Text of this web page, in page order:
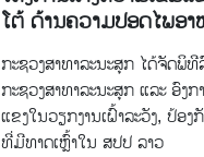
ໂຕ້ ດ້ານຄວາມປອດໄພອາ
ກະຊວງສາທາລະນະສຸກ ໄດ້ຈັດພິ
ກະຊວງສາທາລະນະສຸກ ແລະ ອົງ
ແຂງໃນວຽກງານເຝົ້າລະວັງ, ປ້ອ
ທີ່ມີທາດເຫຼົ້າໃນ ສປປ ລາວ